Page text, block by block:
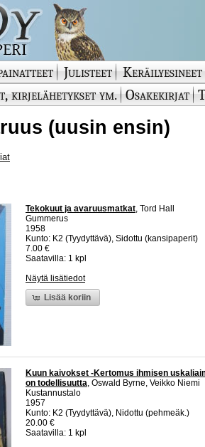
Julisteet Keräilyesineet
kirjelähetykset ym. Osakekirjat
(uusin ensin)
Tekokuut ja avaruusmatkat, Tord Hall
Gummerus
1958
Kunto: K2 (Tyydyttävä), Sidottu (kansipaperit)
7.00 €
Saatavilla: 1 kpl
Näytä lisätiedot
Lisää koriin
Kuun kaivokset -Kertomus ihmisen
on todellisuutta, Oswald Byrne, Veikko Niemi
Kustannustalo
1957
Kunto: K2 (Tyydyttävä), Nidottu (pehmeäk.)
20.00 €
Saatavilla: 1 kpl